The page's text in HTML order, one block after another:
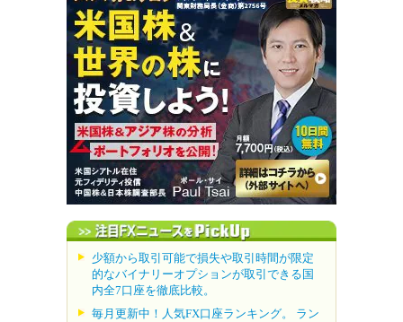
少額から取引可能で損失や取引時間が限定
的なバイナリーオプションが取引できる国
内全7口座を徹底比較。
毎月更新中！人気FX口座ランキング。 ラン